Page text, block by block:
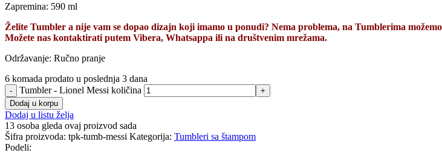
Zapremina: 590 ml
Želite Tumbler a nije vam se dopao dizajn koji imamo u ponudi? Nema problema, na Tumblerima
Možete nas kontaktirati putem Vibera, Whatsappa ili na društvenim mrežama.
Održavanje: Ručno pranje
6 komada prodato u poslednja 3 dana
Tumbler - Lionel Messi količina
Dodaj u korpu
Dodaj u listu želja
13 osoba gleda ovaj proizvod sada
Šifra proizvoda: tpk-tumb-messi Kategorija: Tumbleri sa štampom
Podeli: